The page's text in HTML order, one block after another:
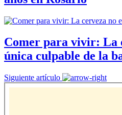
Comer para vivir: La
única culpable de la
Siguiente artículo